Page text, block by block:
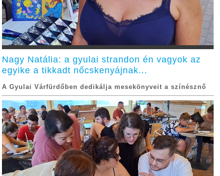
Nagy Natália: a gyulai strandon én vagyok az
egyike a tikkadt nőcskenyájnak...
A Gyulai Várfürdőben dedikálja mesekönyveit a színésznő